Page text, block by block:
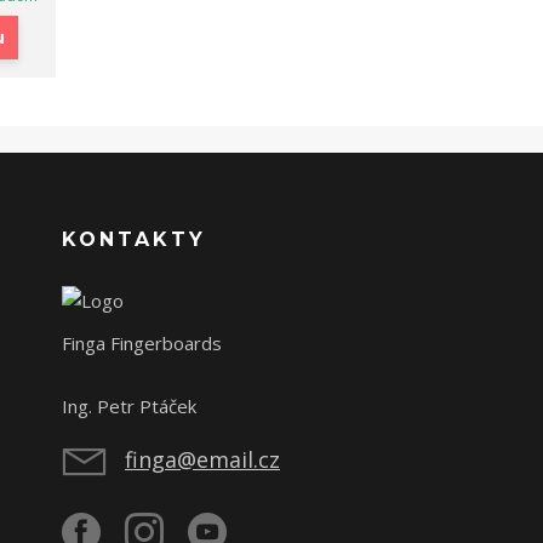
KONTAKTY
Finga Fingerboards
Ing. Petr Ptáček
finga@email.cz